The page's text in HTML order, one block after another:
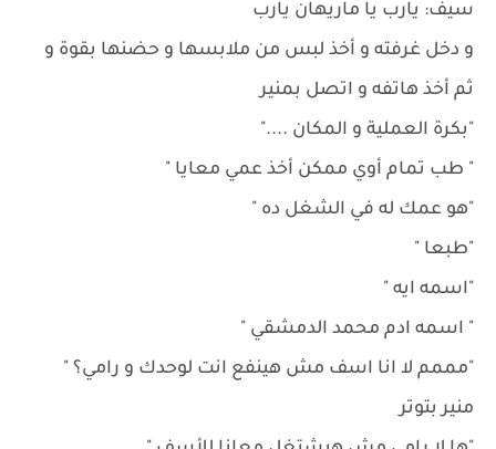
سيف: يارب يا ماريهان يارب
و دخل غرفته و أخذ لبس من ملابسها و حضنها بقوة و
ثم أخذ هاتفه و اتصل بمنير
"بكرة العملية و المكان ...."
" طب تمام أوي ممكن أخذ عمي معايا "
"هو عمك له في الشغل ده "
"طبعا "
"اسمه ايه "
" اسمه ادم محمد الدمشقي "
"مممم لا انا اسف مش هينفع انت لوحدك و رامي؟ "
منير بتوتر